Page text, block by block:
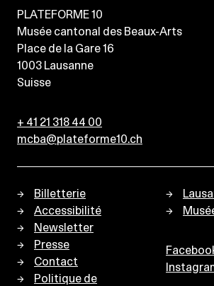
PLATEFORME 10
Musée cantonal des Beaux-Arts
Place de la Gare 16
1003 Lausanne
Suisse
+ 41 21 318 44 00
mcba@plateforme10.ch
Billetterie
Accessibilité
Newsletter
Presse
Contact
Politique de